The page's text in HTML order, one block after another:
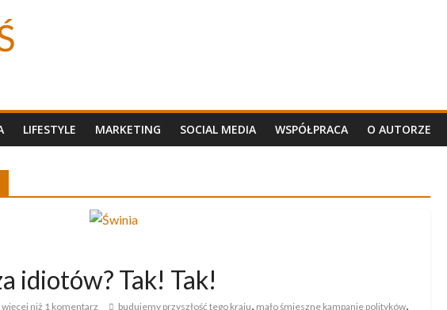
LIFESTYLE MARKETING SOCIAL MEDIA WSPÓŁPRACA O AUTORZE
idiotów? Tak! Tak!
więcej niż 1 komentarz budujemy przyszłość tego kraju, mało śmieszne kampanie polityków,